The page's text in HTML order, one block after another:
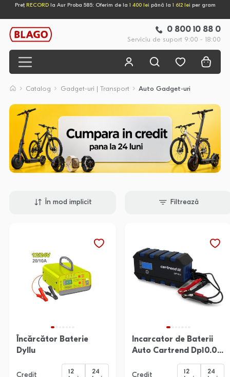
Preț RECORD la Aur Proba 585: Oferim de la 1 400 lei până la 1 612 lei per gram
0 800 10 88 0
Serviciu de suport 9:00 - 18:00
Catalog Gadget-uri | Transport Auto Gadget-uri
În mod implicit Filtrează
Încărcător Baterie
Dyllu
Credit
12
24
Incarcator de Baterii
Auto Cartrend Dp10.0
Credit
12
24